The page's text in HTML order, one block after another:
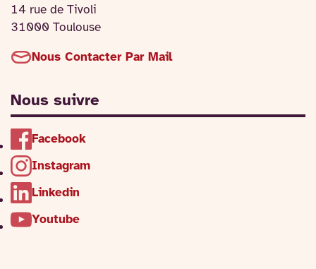
14 rue de Tivoli
31000 Toulouse
Nous Contacter Par Mail
Nous suivre
Facebook
Instagram
Linkedin
Youtube